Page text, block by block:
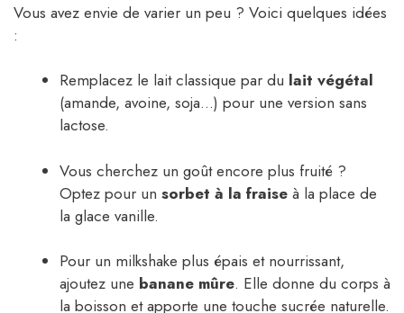
Vous avez envie de varier un peu ? Voici quelques idées
:
Remplacez le lait classique par du lait végétal
(amande, avoine, soja…) pour une version sans
lactose.
Vous cherchez un goût encore plus fruité ?
Optez pour un sorbet à la fraise à la place de
la glace vanille.
Pour un milkshake plus épais et nourrissant,
ajoutez une banane mûre. Elle donne du corps à
la boisson et apporte une touche sucrée naturelle.